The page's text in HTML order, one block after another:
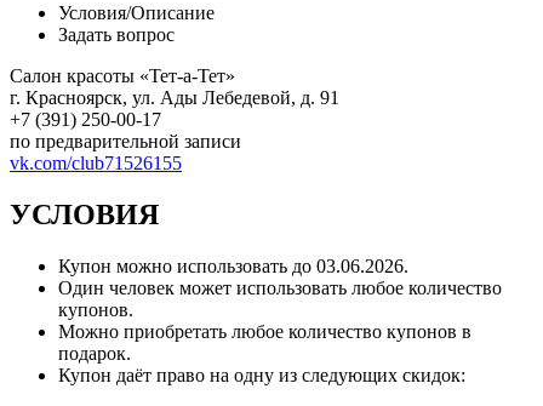
Условия/Описание
Задать вопрос
Салон красоты «Тет-а-Тет»
г. Красноярск, ул. Ады Лебедевой, д. 91
+7 (391) 250-00-17
по предварительной записи
vk.com/club71526155
УСЛОВИЯ
Купон можно использовать до 03.06.2026.
Один человек может использовать любое количество
купонов.
Можно приобретать любое количество купонов в
подарок.
Купон даёт право на одну из следующих скидок: